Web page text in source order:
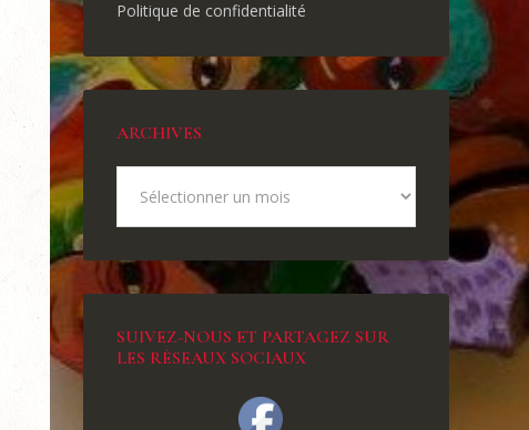
Politique de confidentialité
ARCHIVES
SUIVEZ-NOUS ET PARTAGEZ SUR
LES RÉSEAUX SOCIAUX